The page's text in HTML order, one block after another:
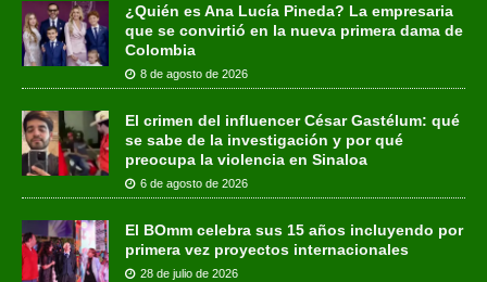
¿Quién es Ana Lucía Pineda? La empresaria
que se convirtió en la nueva primera dama de
Colombia
8 de agosto de 2026
El crimen del influencer César Gastélum: qué
se sabe de la investigación y por qué
preocupa la violencia en Sinaloa
6 de agosto de 2026
El BOmm celebra sus 15 años incluyendo por
primera vez proyectos internacionales
28 de julio de 2026